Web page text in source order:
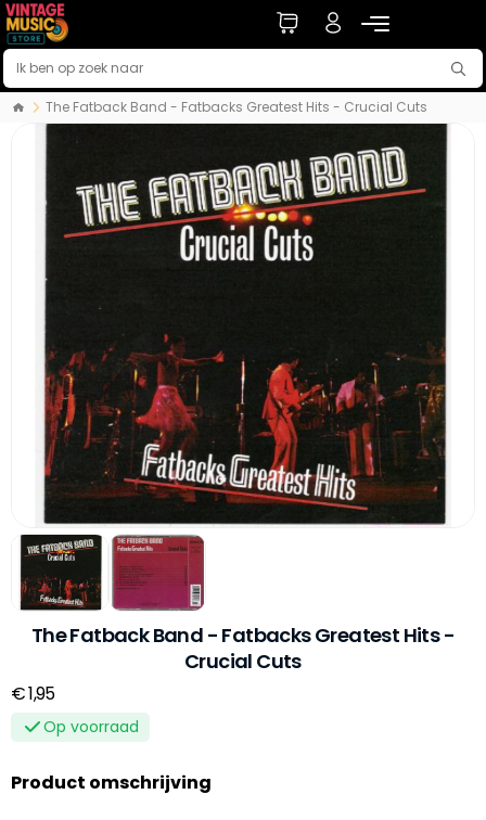
The Fatback Band - Fatbacks Greatest Hits - Crucial Cuts
The Fatback Band - Fatbacks Greatest Hits -
Crucial Cuts
€ 1,95
Op voorraad
Product omschrijving